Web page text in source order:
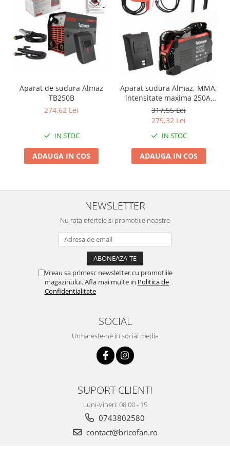
Proiectoare & lampi de lucru
Veioze si Lampi
Cantarire
Cantare comerciale
Cantare Corporale
accesorii
Accesorii aparatele de spalat cu
Instalatii sanitare
Articole si accesorii pentru baie
Baterii baie
Chiuvete bucatarie compozit
Climatizare si echipamente de
Paturi electrice cu incalzire
Kituri de siguranta si supravietuire
Aparat de sudura Almaz
TB250B
274,62 Lei
IN STOC
ADAUGA IN COS
Aparat sudura Almaz, MMA,
intensitate maxima 250A,
afisaj digital, energy-saver
317,55 Lei
279,32 Lei
IN STOC
ADAUGA IN COS
NEWSLETTER
Nu rata ofertele si promotiile noastre
Vreau sa primesc newsletter cu promotiile
magazinului. Afla mai multe in Politica de
Confidentialitate
SOCIAL
Urmareste-ne in social media
SUPORT CLIENTI
Luni-Vineri: 08:00 - 15
0743802580
contact@bricofan.ro